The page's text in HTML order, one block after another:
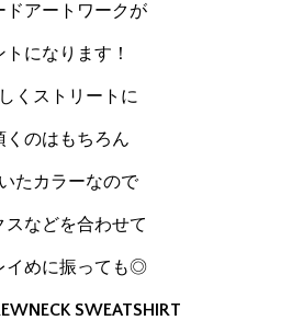
ドアートワークが
トになります！
くストリートに
くのはもちろん
たカラーなので
スなどを合わせて
イめに振っても◎
SWEATSHIRT